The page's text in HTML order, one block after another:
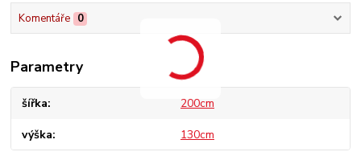
Komentáře 0
Parametry
šířka 200cm
výška 130cm